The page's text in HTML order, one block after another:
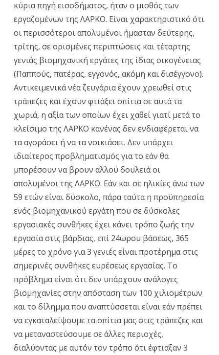
κύρια πηγή εισοδήματος, ήταν ο μισθός των
εργαζομένων της ΛΑΡΚΟ. Είναι χαρακτηριστικό ότι
οι περισσότεροι απολυμένοι ήμασταν δεύτερης,
τρίτης, σε ορισμένες περιπτώσεις και τέταρτης
γενιάς βιομηχανική εργάτες της ίδιας οικογένειας
(Παππούς, πατέρας, εγγονός, ακόμη και δισέγγονο).
Αντικειμενικά νέα ζευγάρια έχουν χρεωθεί στις
τράπεζες και έχουν φτιάξει σπίτια σε αυτά τα
χωριά, η αξία των οποίων έχει χαθεί γιατί μετά το
κλείσιμο της ΛΑΡΚΟ κανένας δεν ενδιαφέρεται να
τα αγοράσει ή να τα νοικιάσει. Δεν υπάρχει
ιδιαίτερος προβληματισμός για το εάν θα
μπορέσουν να βρουν αλλού δουλειά οι
απολυμένοι της ΛΑΡΚΟ. Εάν και σε ηλικίες άνω των
59 ετών είναι δύσκολο, πάρα ταύτα η προϋπηρεσία
ενός βιομηχανικού εργάτη που σε δύσκολες
εργασιακές συνθήκες έχει κάνει τρόπο ζωής την
εργασία στις βάρδιας, επί 24ωρου βάσεως, 365
μέρες το χρόνο για 3 γενιές είναι προτέρημα στις
σημερινές συνθήκες ευρέσεως εργασίας. Το
πρόβλημα είναι ότι δεν υπάρχουν ανάλογες
βιομηχανίες στην απόσταση των 100 χιλιομέτρων
και το δίλημμα που αναπτύσσεται είναι εάν πρέπει
να εγκαταλείψουμε τα σπίτια μας στις τράπεζες και
να μεταναστεύσουμε σε άλλες περιοχές,
διαλύοντας με αυτόν τον τρόπο ότι έφτιαξαν 3